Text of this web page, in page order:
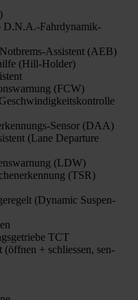
D.N.A.-Fahrdynamik-
Assis­tent (AEB)
(Hill-Hol­der)
(FCW)
Sen­sor (DAA)
(Lane Depar­tu­re
(LDW)
(TSR)
(Dyna­mic Sus­pen­
TCT
(öff­nen + schlies­sen, sen­